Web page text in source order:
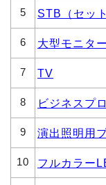
5 STB（セッ
6 大型モニター
7 TV
8 ビジネスプ
9 演出照明用
10 フルカラー